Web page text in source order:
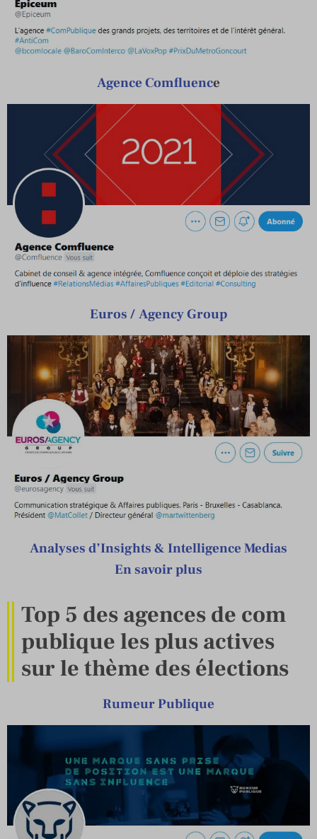
Agence Comfluence
Euros / Agency Group
Analyses d’Insights & Intelligence Medias
En savoir plus
Top 5 des agences de com
publique les plus actives
sur le thème des élections
Rumeur Publique